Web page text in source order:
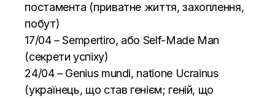
постамента (приватне життя, захоплення,
побут)
17/04 – Sempertiro, або Self-Made Man
(секрети успіху)
24/04 – Genius mundi, natione Ucrainus
(українець, що став генієм; геній, що